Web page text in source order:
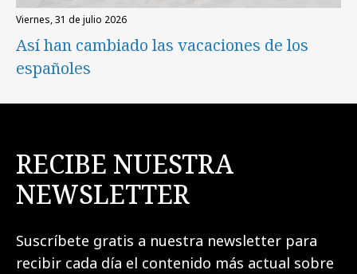
viernes, 31 de julio 2026
Así han cambiado las vacaciones de los
españoles
RECIBE NUESTRA
NEWSLETTER
Suscríbete gratis a nuestra newsletter para
recibir cada día el contenido más actual sobre